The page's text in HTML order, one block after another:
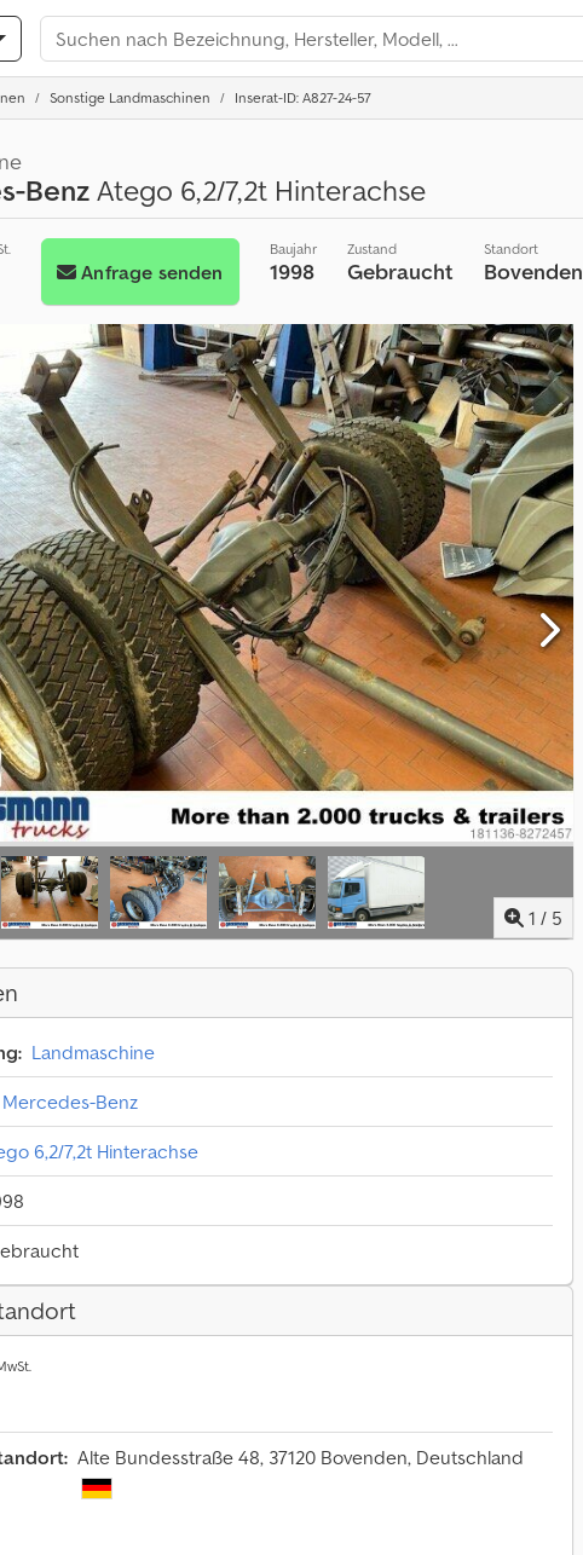
Sonstige Landmaschinen Inserat-ID: A827-24-57
BenzAtego 6,2/7,2t Hinterachse
Anfrage senden
Baujahr
1998
Zustand
Gebraucht
Standort
Bovenden
1 / 5
Landmaschine
Mercedes-Benz
6,2/7,2t Hinterachse
Alte Bundesstraße 48, 37120 Bovenden, Deutschland